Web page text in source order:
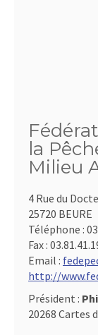
la
Milieu
4 Rue du
25720 BEURE
Téléphone :
Fax :
Email :
http://
Président :
20268 Cartes